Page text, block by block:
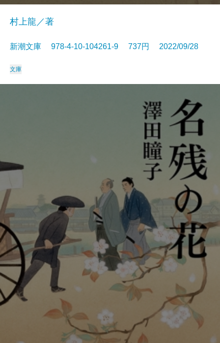
村上龍／著
新潮文庫 978-4-10-104261-9 737円 2022/09/28
文庫